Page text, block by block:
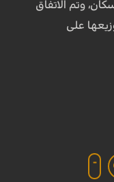
وتم الاتفاق
على
-